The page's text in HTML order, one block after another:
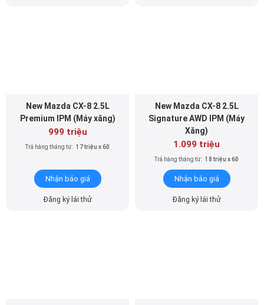
New Mazda CX-8 2.5L
Premium IPM (Máy xăng)
999 triệu
Trả hàng tháng từ: 17 triệu x 60
Nhận báo giá
Đăng ký lái thử
New Mazda CX-8 2.5L
Signature AWD IPM (Máy
Xăng)
1.099 triệu
Trả hàng tháng từ: 18 triệu x 60
Nhận báo giá
Đăng ký lái thử